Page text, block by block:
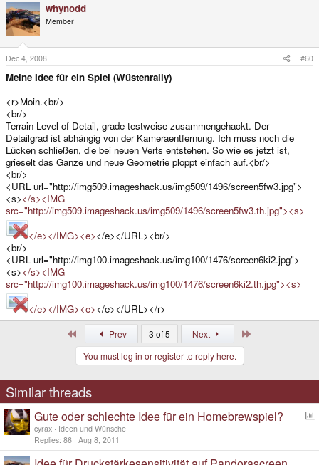
whynodd
Member
Dec 4, 2008 #60
Meine Idee für ein Spiel (Wüstenrally)
<r>Moin.<br/>
<br/>
Terrain Level of Detail, grade testweise zusammengehackt. Der
Detailgrad ist abhängig von der Kameraentfernung. Ich muss noch die
Lücken schließen, die bei neuen Verts entstehen. So wie es jetzt ist,
grieselt das Ganze und neue Geometrie ploppt einfach auf.<br/>
<br/>
<URL url="http://img509.imageshack.us/img509/1496/screen5fw3.jpg">
<s></s><IMG
src="http://img509.imageshack.us/img509/1496/screen5fw3.th.jpg"><s>
</e></IMG><e></e></URL><br/>
<br/>
<URL url="http://img100.imageshack.us/img100/1476/screen6ki2.jpg">
<s></s><IMG
src="http://img100.imageshack.us/img100/1476/screen6ki2.th.jpg"><s>
</e></IMG><e></e></URL></r>
Prev 3 of 5 Next
You must log in or register to reply here.
Similar threads
l
Gute oder schlechte Idee für ein Homebrewspiel?
cyrax
Ideen und Wünsche
Replies 86 Aug 8, 2011